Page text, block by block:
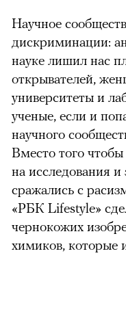
Научное
дискриминации:
науке лишил нас
открывателей,
университеты и
ученые, если и
научного
Вместо того
на исследования
сражались с
«РБК Lifestyle»
чернокожих
химиков, которые